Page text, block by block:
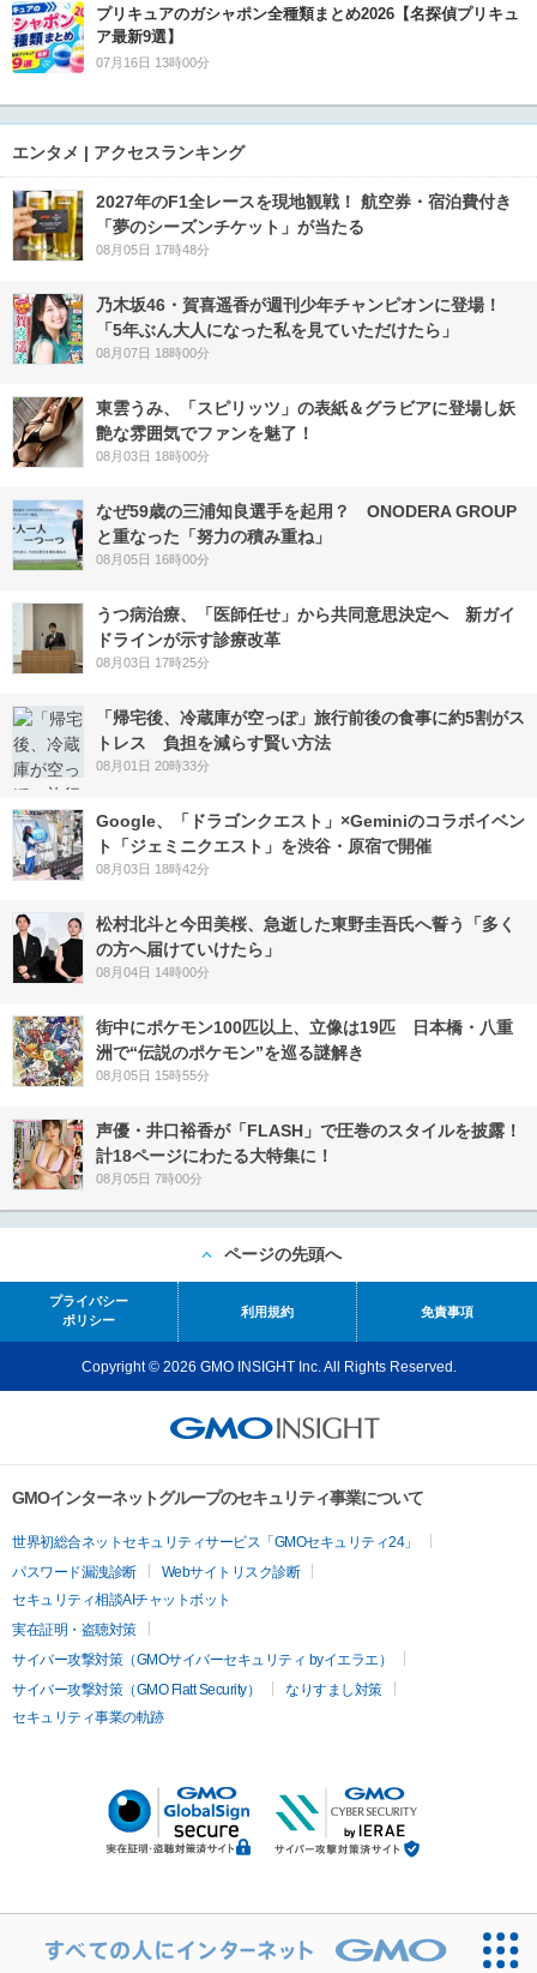
プリキュアのガシャポン全種類まとめ2026【名探偵プリキュ
ア最新9選】
07月16日 13時00分
エンタメ | アクセスランキング
2027年のF1全レースを現地観戦！ 航空券・宿泊費付き
「夢のシーズンチケット」が当たる
08月05日 17時48分
乃木坂46・賀喜遥香が週刊少年チャンピオンに登場！
「5年ぶん大人になった私を見ていただけたら」
08月07日 18時00分
東雲うみ、「スピリッツ」の表紙＆グラビアに登場し妖
艶な雰囲気でファンを魅了！
08月03日 18時00分
なぜ59歳の三浦知良選手を起用？ ONODERA GROUP
と重なった「努力の積み重ね」
08月05日 16時00分
うつ病治療、「医師任せ」から共同意思決定へ 新ガイ
ドラインが示す診療改革
08月03日 17時25分
「帰宅後、冷蔵庫が空っぽ」旅行前後の食事に約5割がス
トレス 負担を減らす賢い方法
08月01日 20時33分
Google、「ドラゴンクエスト」×Geminiのコラボイベン
ト「ジェミニクエスト」を渋谷・原宿で開催
08月03日 18時42分
松村北斗と今田美桜、急逝した東野圭吾氏へ誓う「多く
の方へ届けていけたら」
08月04日 14時00分
街中にポケモン100匹以上、立像は19匹 日本橋・八重
洲で“伝説のポケモン”を巡る謎解き
08月05日 15時55分
声優・井口裕香が「FLASH」で圧巻のスタイルを披露！
計18ページにわたる大特集に！
08月05日 7時00分
ページの先頭へ
プライバシー
ポリシー
利用規約 免責事項
Copyright © 2026 GMO INSIGHT Inc. All Rights Reserved.
GMOインターネットグループのセキュリティ事業について
世界初総合ネットセキュリティサービス「GMOセキュリティ24」
パスワード漏洩診断
Webサイトリスク診断
セキュリティ相談AIチャットボット
実在証明・盗聴対策
サイバー攻撃対策（GMOサイバーセキュリティ byイエラエ）
サイバー攻撃対策（GMO Flatt Security）
なりすまし対策
セキュリティ事業の軌跡